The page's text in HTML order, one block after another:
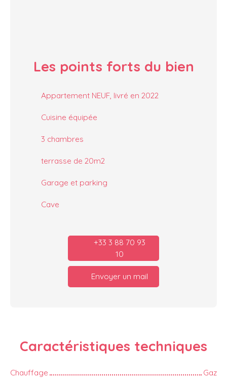
Les points forts du bien
Appartement NEUF, livré en 2022
Cuisine équipée
3 chambres
terrasse de 20m2
Garage et parking
Cave
+33 3 88 70 93
10
Envoyer un mail
Caractéristiques techniques
Chauffage
Gaz